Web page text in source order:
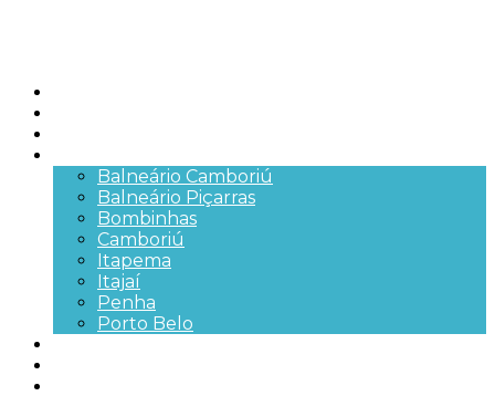
Balneário Camboriú
Balneário Piçarras
Bombinhas
Camboriú
Itapema
Itajaí
Penha
Porto Belo